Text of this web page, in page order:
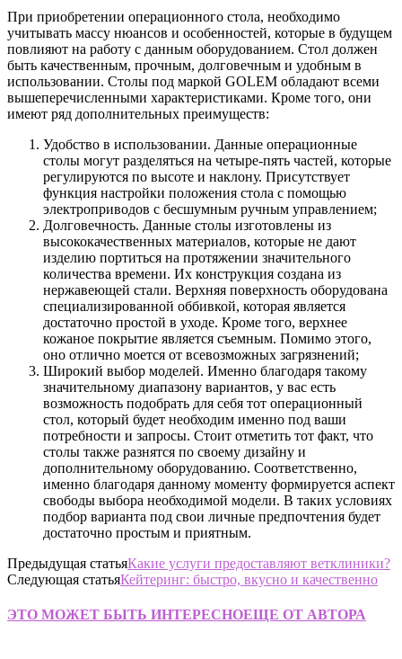
При приобретении операционного стола, необходимо
учитывать массу нюансов и особенностей, которые в будущем
повлияют на работу с данным оборудованием. Стол должен
быть качественным, прочным, долговечным и удобным в
использовании. Столы под маркой GOLEM обладают всеми
вышеперечисленными характеристиками. Кроме того, они
имеют ряд дополнительных преимуществ:
Удобство в использовании. Данные операционные
столы могут разделяться на четыре-пять частей, которые
регулируются по высоте и наклону. Присутствует
функция настройки положения стола с помощью
электроприводов с бесшумным ручным управлением;
Долговечность. Данные столы изготовлены из
высококачественных материалов, которые не дают
изделию портиться на протяжении значительного
количества времени. Их конструкция создана из
нержавеющей стали. Верхняя поверхность оборудована
специализированной оббивкой, которая является
достаточно простой в уходе. Кроме того, верхнее
кожаное покрытие является съемным. Помимо этого,
оно отлично моется от всевозможных загрязнений;
Широкий выбор моделей. Именно благодаря такому
значительному диапазону вариантов, у вас есть
возможность подобрать для себя тот операционный
стол, который будет необходим именно под ваши
потребности и запросы. Стоит отметить тот факт, что
столы также разнятся по своему дизайну и
дополнительному оборудованию. Соответственно,
именно благодаря данному моменту формируется аспект
свободы выбора необходимой модели. В таких условиях
подбор варианта под свои личные предпочтения будет
достаточно простым и приятным.
Предыдущая статьяКакие услуги предоставляют ветклиники?
Следующая статьяКейтеринг: быстро, вкусно и качественно
ЭТО МОЖЕТ БЫТЬ ИНТЕРЕСНОЕЩЕ ОТ АВТОРА